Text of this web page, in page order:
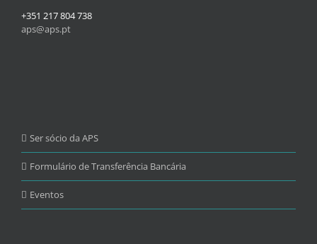
+351 217 804 738
aps@aps.pt
Ser sócio da APS
Formulário de Transferência Bancária
Eventos